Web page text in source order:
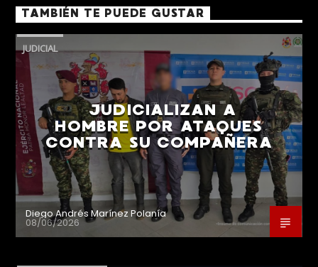
TAMBIÉN TE PUEDE GUSTAR
JUDICIAL
JUDICIALIZAN A
HOMBRE POR ATAQUES
CONTRA SU COMPAÑERA
Diego Andrés Marínez Polanía
08/06/2026